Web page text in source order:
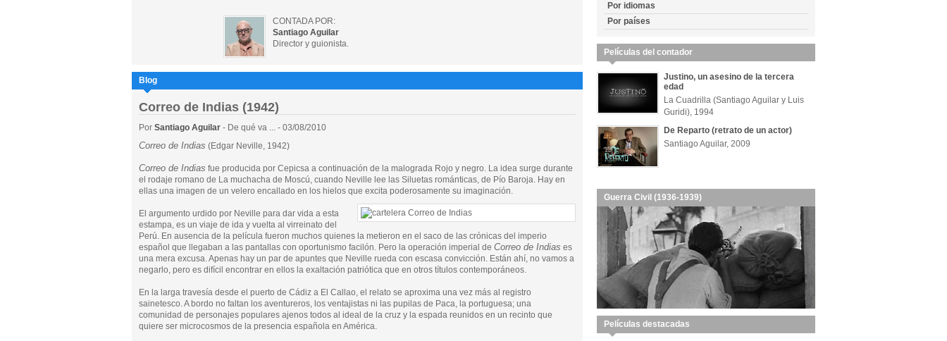
CONTADA POR:
Santiago Aguilar
Director y guionista.
Blog
Correo de Indias (1942)
Por Santiago Aguilar - De qué va ... - 03/08/2010
Correo de Indias (Edgar Neville, 1942)
Correo de Indias fue producida por Cepicsa a continuación de la malograda Rojo y negro. La idea surge durante
el rodaje romano de La muchacha de Moscú, cuando Neville lee las Siluetas románticas, de Pío Baroja. Hay en
ellas una imagen de un velero encallado en los hielos que excita poderosamente su imaginación.
El argumento urdido por Neville para dar vida a esta
estampa, es un viaje de ida y vuelta al virreinato del
Perú. En ausencia de la película fueron muchos quienes la metieron en el saco de las crónicas del imperio
español que llegaban a las pantallas con oportunismo facilón. Pero la operación imperial de Correo de Indias es
una mera excusa. Apenas hay un par de apuntes que Neville rueda con escasa convicción. Están ahí, no vamos a
negarlo, pero es difícil encontrar en ellos la exaltación patriótica que en otros títulos contemporáneos.
En la larga travesía desde el puerto de Cádiz a El Callao, el relato se aproxima una vez más al registro
sainetesco. A bordo no faltan los aventureros, los ventajistas ni las pupilas de Paca, la portuguesa; una
comunidad de personajes populares ajenos todos al ideal de la cruz y la espada reunidos en un recinto que
quiere ser microcosmos de la presencia española en América.
Por idiomas
Por países
Películas del contador
Justino, un asesino de la tercera
edad
La Cuadrilla (Santiago Aguilar y Luis
Guridi), 1994
De Reparto (retrato de un actor)
Santiago Aguilar, 2009
Guerra Civil (1936-1939)
Películas destacadas